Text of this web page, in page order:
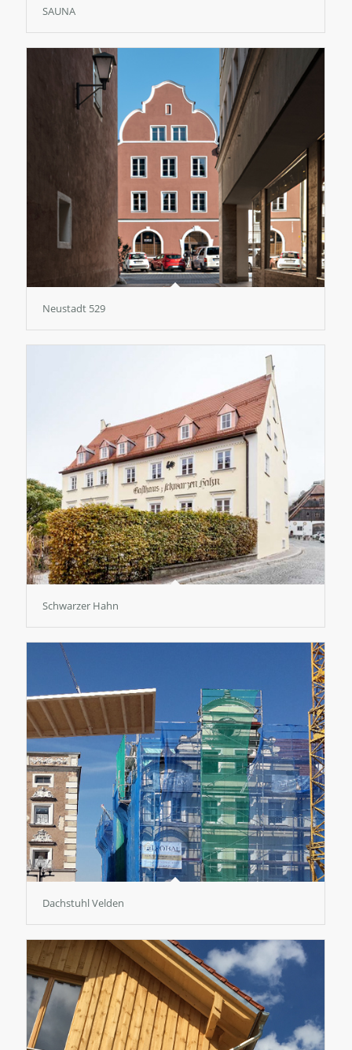
SAUNA
Neustadt 529
Schwarzer Hahn
Dachstuhl Velden